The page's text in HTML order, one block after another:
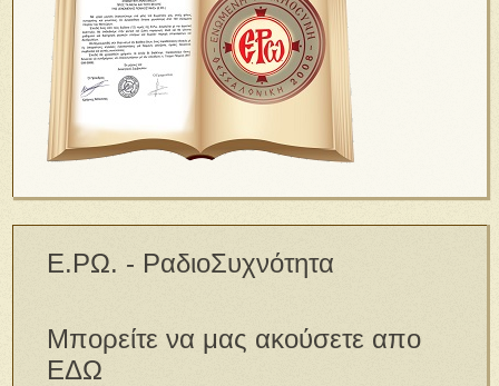
Ε.ΡΩ. - ΡαδιοΣυχνότητα
Μπορείτε να μας ακούσετε απο
ΕΔΩ